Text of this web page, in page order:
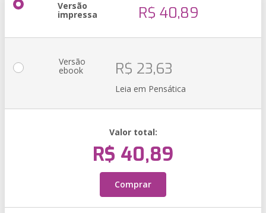
Versão
impressa R$ 40,89
Versão
ebook R$ 23,63
Leia em Pensática
Valor total:
R$ 40,89
Comprar